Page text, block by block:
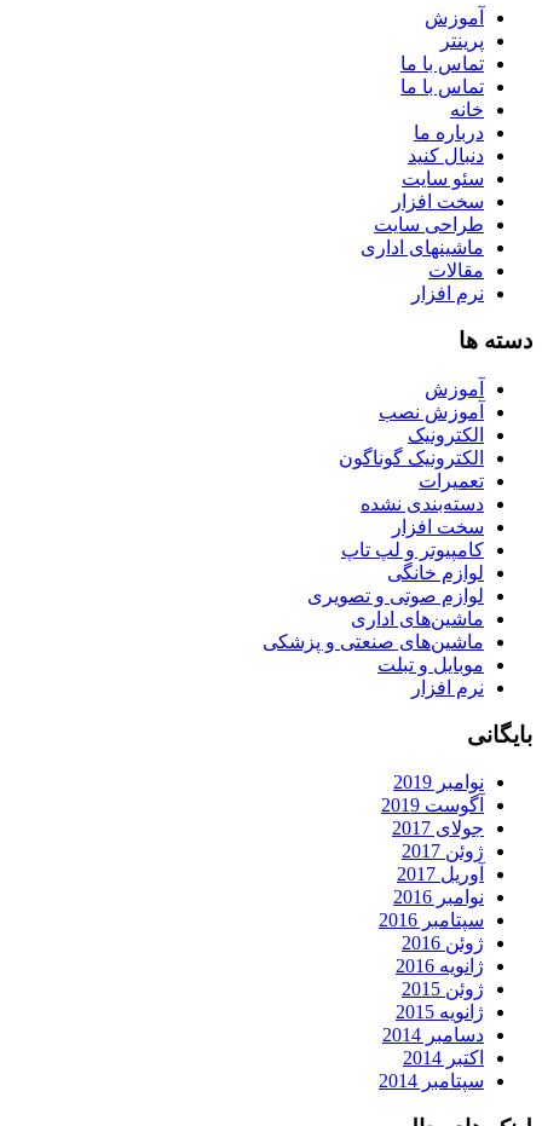
آموزش
پرینتر
تماس با ما
تماس با ما
خانه
درباره ما
دنبال کنید
سئو سایت
سخت افزار
طراحی سایت
ماشینهای اداری
مقالات
نرم افزار
دسته ها
آموزش
آموزش نصب
الکترونیک
الکترونیک گوناگون
تعمیرات
دسته‌بندی نشده
سخت افزار
کامپیوتر و لپ تاپ
لوازم خانگی
لوازم صوتی و تصویری
ماشین‌های اداری
ماشین‌های صنعتی و پزشکی
موبایل و تبلت
نرم افزار
بایگانی
نوامبر 2019
آگوست 2019
جولای 2017
ژوئن 2017
آوریل 2017
نوامبر 2016
سپتامبر 2016
ژوئن 2016
ژانویه 2016
ژوئن 2015
ژانویه 2015
دسامبر 2014
اکتبر 2014
سپتامبر 2014